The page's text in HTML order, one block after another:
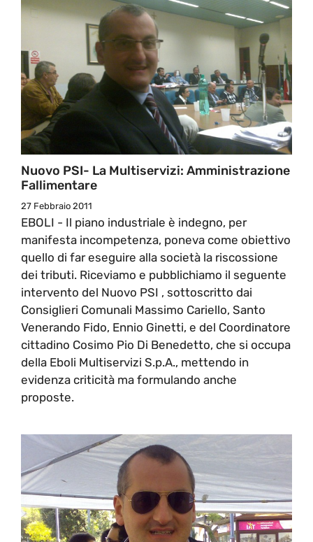
Nuovo PSI- La Multiservizi: Amministrazione
Fallimentare
27 Febbraio 2011
EBOLI - Il piano industriale è indegno, per
manifesta incompetenza, poneva come obiettivo
quello di far eseguire alla società la riscossione
dei tributi. Riceviamo e pubblichiamo il seguente
intervento del Nuovo PSI , sottoscritto dai
Consiglieri Comunali Massimo Cariello, Santo
Venerando Fido, Ennio Ginetti, e del Coordinatore
cittadino Cosimo Pio Di Benedetto, che si occupa
della Eboli Multiservizi S.p.A., mettendo in
evidenza criticità ma formulando anche
proposte.